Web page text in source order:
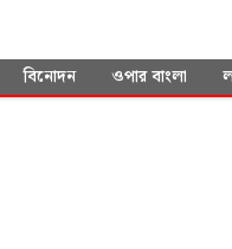
বিনোদন ওপার বাংলা